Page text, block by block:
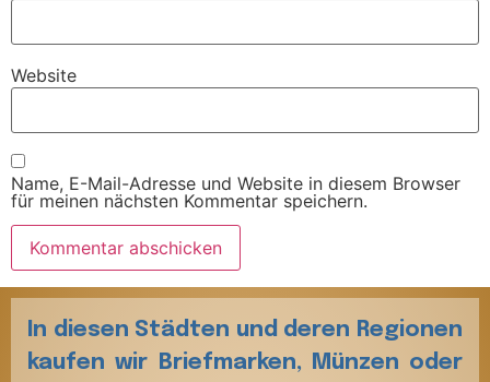
Website
Name, E-Mail-Adresse und Website in diesem Browser
für meinen nächsten Kommentar speichern.
In diesen Städten und deren Regionen
kaufen wir Briefmarken, Münzen oder